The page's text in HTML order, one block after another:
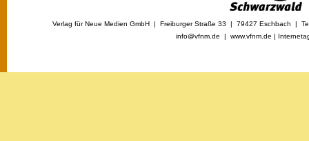
Verlag für Neue Medien GmbH | Freiburger Straße 33 | 79427 Eschbach |
info@vfnm.de | www.vfnm.de |